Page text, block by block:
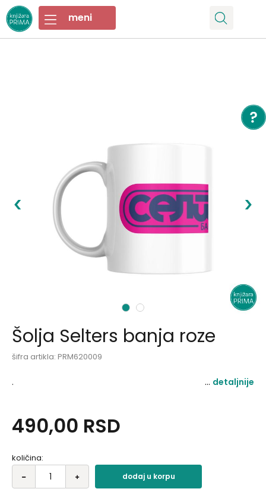
1 2
Šolja Selters banja roze
šifra artikla: PRM620009
. detaljnije
490,00 RSD
količina:
dodaj u korpu